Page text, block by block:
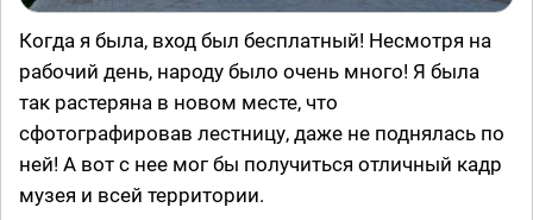
Когда я была, вход был бесплатный! Несмотря на
рабочий день, народу было очень много! Я была
так растеряна в новом месте, что
сфотографировав лестницу, даже не поднялась по
ней! А вот с нее мог бы получиться отличный кадр
музея и всей территории.